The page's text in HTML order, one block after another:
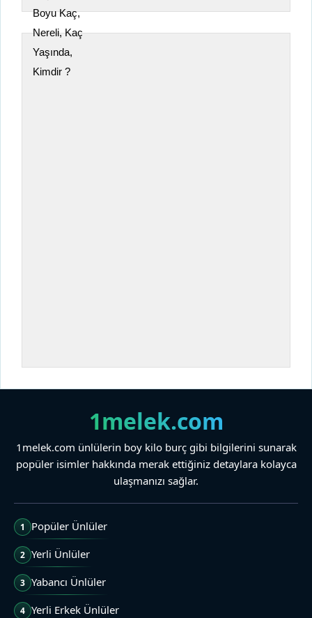
1melek.com
1melek.com ünlülerin boy kilo burç gibi bilgilerini sunarak
popüler isimler hakkında merak ettiğiniz detaylara kolayca
ulaşmanızı sağlar.
1 Popüler Ünlüler
2 Yerli Ünlüler
3 Yabancı Ünlüler
4 Yerli Erkek Ünlüler